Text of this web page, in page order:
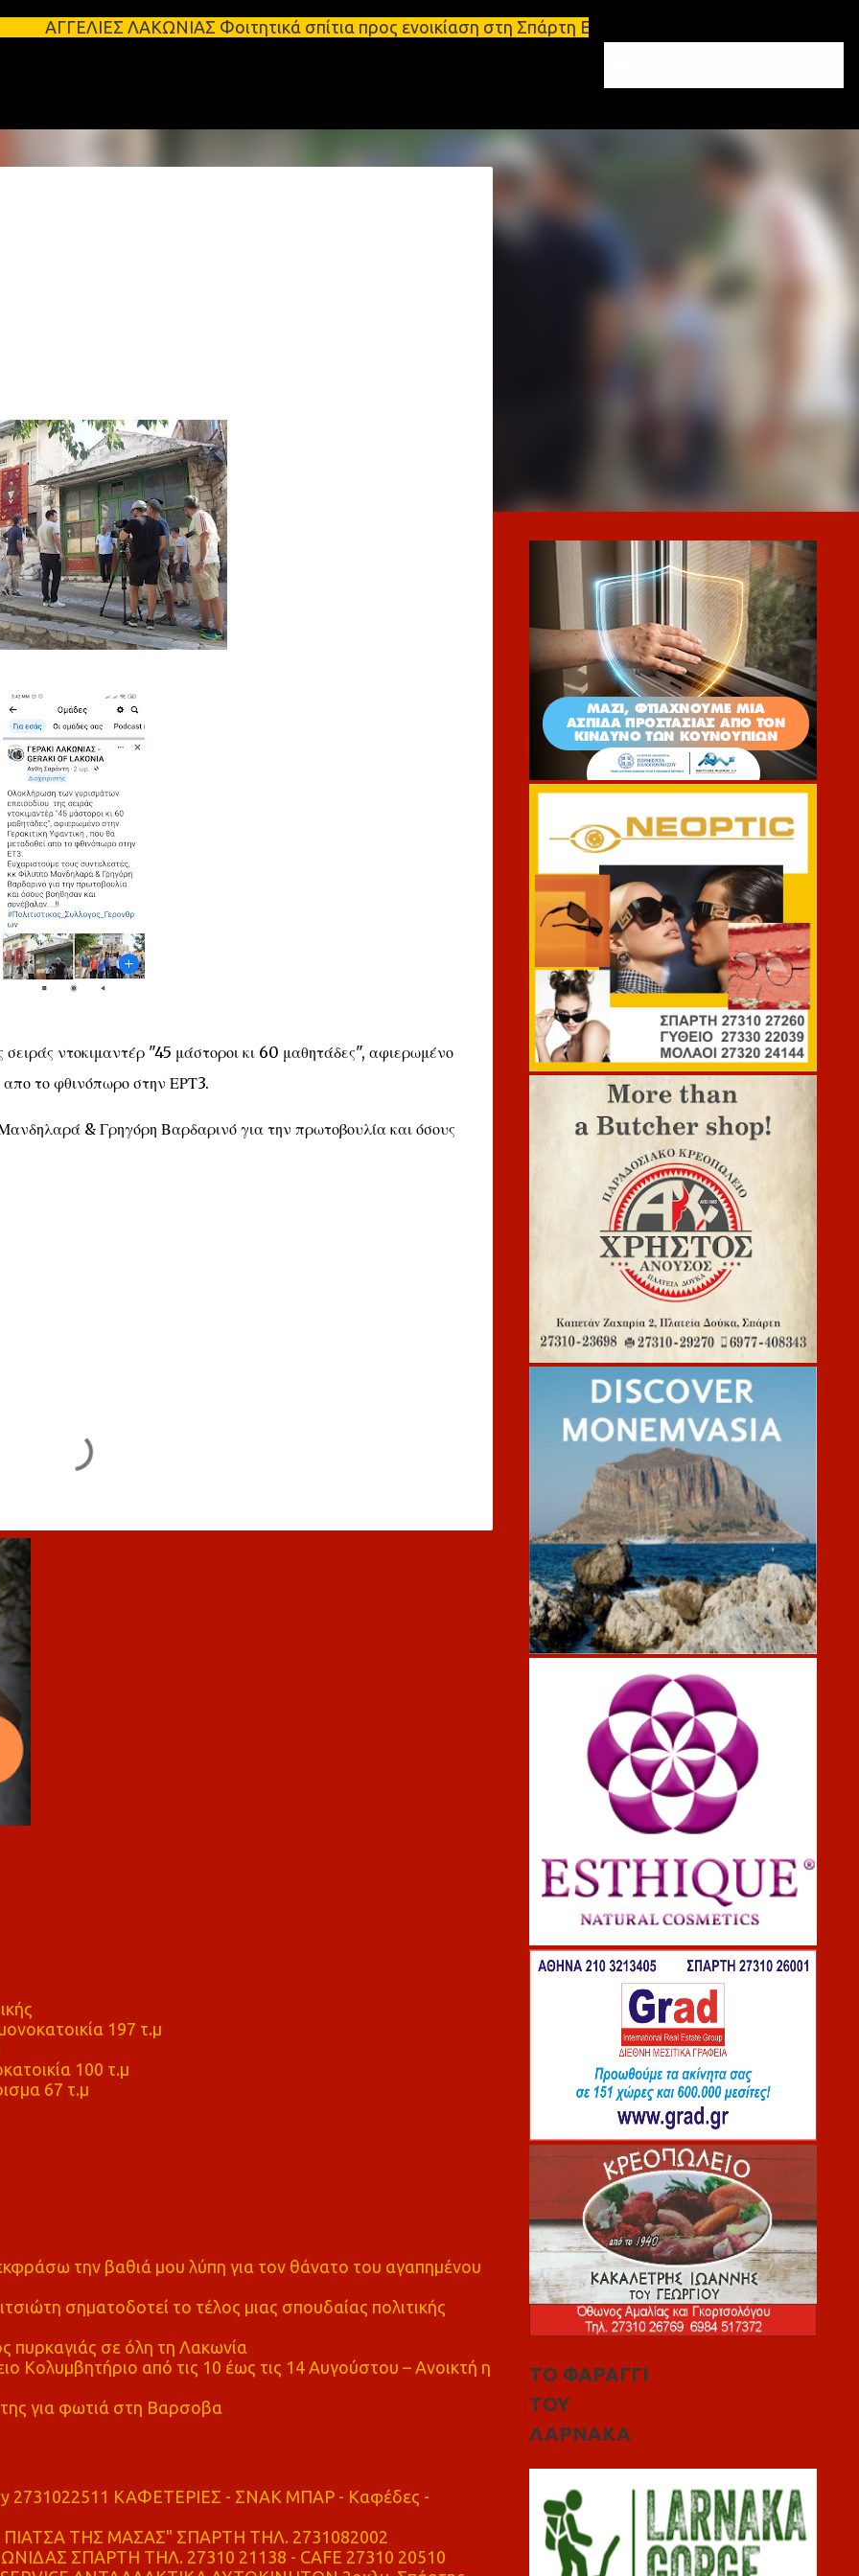
Μετάβαση στο κύριο περιεχόμενο
ΛΑΚΩΝΙΑΣ Φοιτητικά σπίτια προς ενοικίαση στη Σπάρτη Ενοικιάσεις διαμερισμάτων Σπάρτη
ντοκιμαντέρ "45 μάστοροι κι 60 μαθητάδες", αφιερωμένο
απο το φθινόπωρο στην ΕΡΤ3.
& Γρηγόρη Βαρδαρινό για την πρωτοβουλία και όσους
197 τ.μ
100 τ.μ
67 τ.μ
την βαθιά μου λύπη για τον θάνατο του αγαπημένου
σηματοδοτεί το τέλος μιας σπουδαίας πολιτικής
πυρκαγιάς σε όλη τη Λακωνία
Κολυμβητήριο από τις 10 έως τις 14 Αυγούστου – Ανοικτή η
για φωτιά στη Βαρσοβα
2731022511 ΚΑΦΕΤΕΡΙΕΣ - ΣΝΑΚ ΜΠΑΡ - Καφέδες -
ΤΗΣ ΜΑΣΑΣ" ΣΠΑΡΤΗ ΤΗΛ. 2731082002
ΣΠΑΡΤΗ ΤΗΛ. 27310 21138 - CAFE 27310 20510
ΤΟ ΦΑΡΑΓΓΙ
ΤΟΥ
ΛΑΡΝΑΚΑ